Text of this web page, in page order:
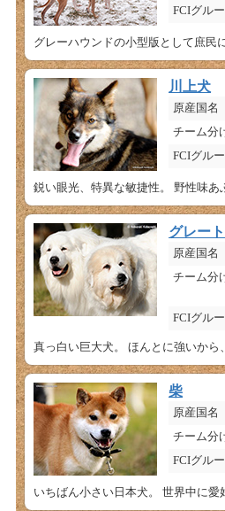
FCIグル
川上犬
原産国名
チーム分
FCIグル
鋭い眼光、特異な敏捷性。 野性味あ
グレー
原産国名
チーム分
FCIグル
真っ白い巨大犬。 ほんとに強いか
柴
原産国名
チーム分
FCIグル
いちばん小さい日本犬。 世界中に愛